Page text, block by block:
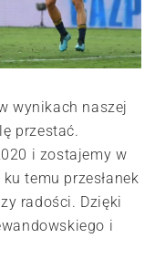
wynikach naszej
przestać.
i zostajemy w
temu przesłanek
radości. Dzięki
i